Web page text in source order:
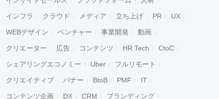
インフラ クラウド メディア 立ち上げ PR UX
WEBデザイン ベンチャー 事業開発 動画
クリエーター 広告 コンテンツ HR Tech CtoC
シェアリングエコノミー Uber フルリモート
クリエイティブ バナー BtoB PMF IT
コンテンツ企画 DX CRM ブランディング